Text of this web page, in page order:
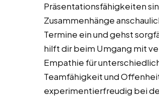
Präsentationsfähigkeiten
Zusammenhänge
Termine ein und gehst
hilft dir beim Umgang mit
Empathie für
Teamfähigkeit und
experimentierfreudig bei